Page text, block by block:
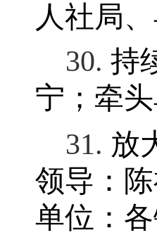
人社局
30. 持
宁 ； 牵
31. 放
领导：
单位：